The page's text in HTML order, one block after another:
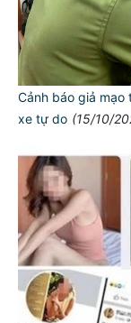
Cảnh báo giả
xe tự do (15/10/